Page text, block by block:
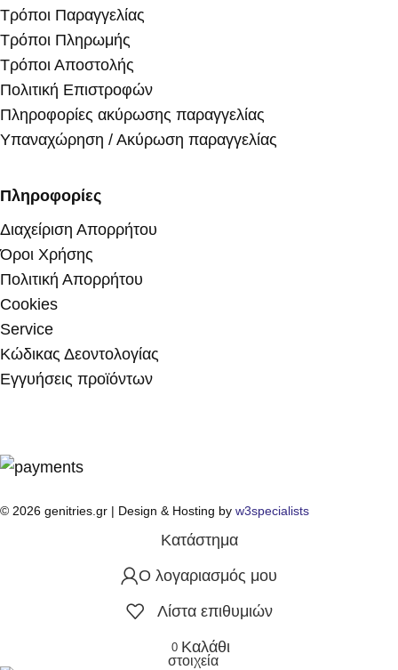
Τρόποι Παραγγελίας
Τρόποι Πληρωμής
Τρόποι Αποστολής
Πολιτική Επιστροφών
Πληροφορίες ακύρωσης παραγγελίας
Υπαναχώρηση / Ακύρωση παραγγελίας
Πληροφορίες
Διαχείριση Απορρήτου
Όροι Χρήσης
Πολιτική Απορρήτου
Cookies
Service
Κώδικας Δεοντολογίας
Εγγυήσεις προϊόντων
© 2026 genitries.gr | Design & Hosting by w3specialists
Κατάστημα
Ο λογαριασμός μου
Λίστα επιθυμιών
0
στοιχεία
Καλάθι